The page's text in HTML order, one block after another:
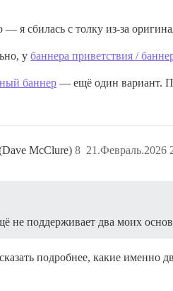
я сбилась с толку из-за
у баннера приветствия /
баннер — ещё один вариант.
McClure) 21.Февраль.2026
8
не поддерживает два моих
подробнее, какие именно